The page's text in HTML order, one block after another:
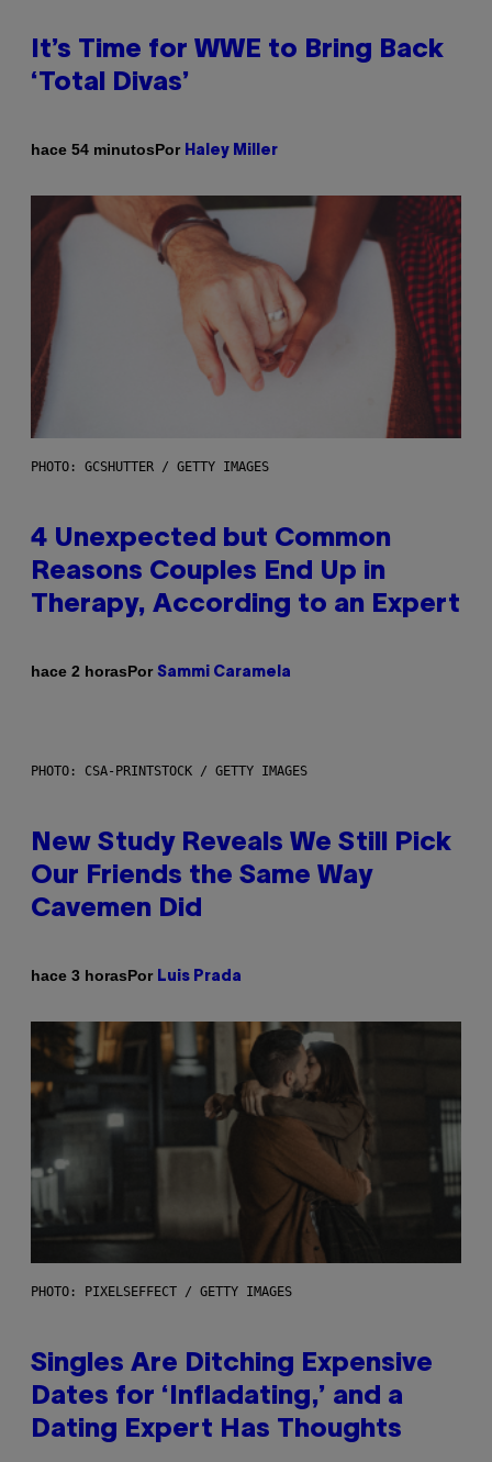
It’s Time for WWE to Bring Back
‘Total Divas’
hace 54 minutosPor Haley Miller
PHOTO: GCSHUTTER / GETTY IMAGES
4 Unexpected but Common
Reasons Couples End Up in
Therapy, According to an Expert
hace 2 horasPor Sammi Caramela
PHOTO: CSA-PRINTSTOCK / GETTY IMAGES
New Study Reveals We Still Pick
Our Friends the Same Way
Cavemen Did
hace 3 horasPor Luis Prada
PHOTO: PIXELSEFFECT / GETTY IMAGES
Singles Are Ditching Expensive
Dates for ‘Infladating,’ and a
Dating Expert Has Thoughts